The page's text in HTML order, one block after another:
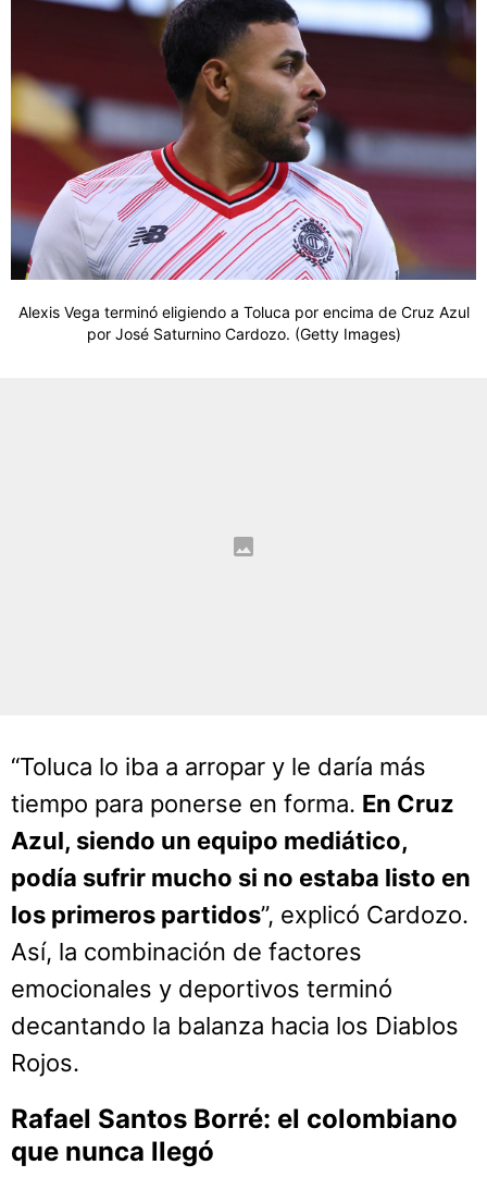
Alexis Vega terminó eligiendo a Toluca por encima de Cruz Azul
por José Saturnino Cardozo. (Getty Images)
“Toluca lo iba a arropar y le daría más
tiempo para ponerse en forma. En Cruz
Azul, siendo un equipo mediático,
podía sufrir mucho si no estaba listo en
los primeros partidos”, explicó Cardozo.
Así, la combinación de factores
emocionales y deportivos terminó
decantando la balanza hacia los Diablos
Rojos.
Rafael Santos Borré: el colombiano
que nunca llegó